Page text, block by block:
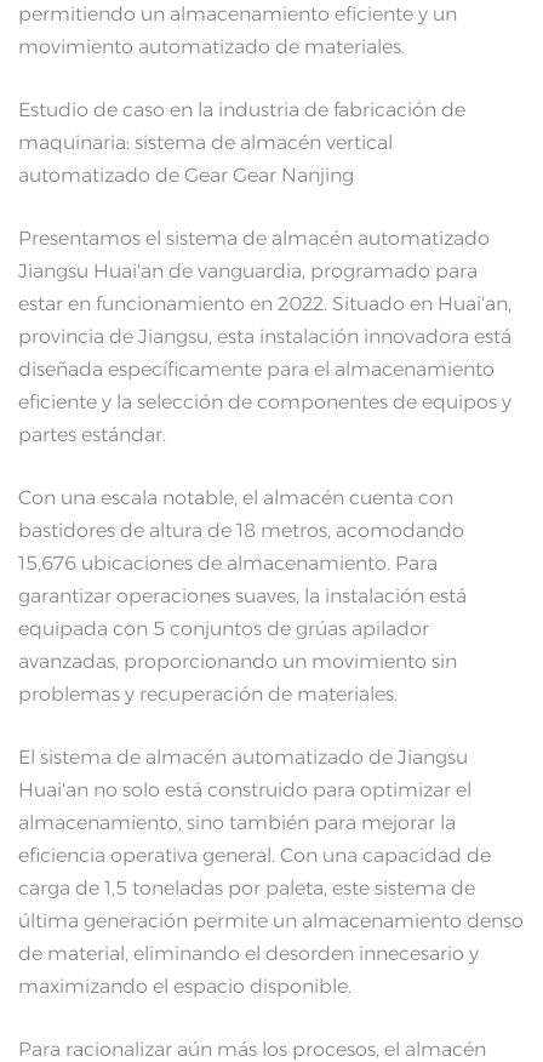
permitiendo un almacenamiento eficiente y un
movimiento automatizado de materiales.
Estudio de caso en la industria de fabricación de
maquinaria: sistema de almacén vertical
automatizado de Gear Gear Nanjing
Presentamos el sistema de almacén automatizado
Jiangsu Huai'an de vanguardia, programado para
estar en funcionamiento en 2022. Situado en Huai'an,
provincia de Jiangsu, esta instalación innovadora está
diseñada específicamente para el almacenamiento
eficiente y la selección de componentes de equipos y
partes estándar.
Con una escala notable, el almacén cuenta con
bastidores de altura de 18 metros, acomodando
15,676 ubicaciones de almacenamiento. Para
garantizar operaciones suaves, la instalación está
equipada con 5 conjuntos de grúas apilador
avanzadas, proporcionando un movimiento sin
problemas y recuperación de materiales.
El sistema de almacén automatizado de Jiangsu
Huai'an no solo está construido para optimizar el
almacenamiento, sino también para mejorar la
eficiencia operativa general. Con una capacidad de
carga de 1,5 toneladas por paleta, este sistema de
última generación permite un almacenamiento denso
de material, eliminando el desorden innecesario y
maximizando el espacio disponible.
Para racionalizar aún más los procesos, el almacén